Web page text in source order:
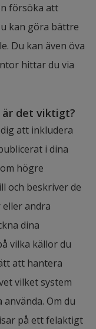
försöka att
kan göra bättre
Du kan även öva
hittar du via
är det viktigt?
att inkludera
i dina
högre
och beskriver de
andra
dina
vilka källor du
att hantera
vilket system
Om du
på ett felaktigt